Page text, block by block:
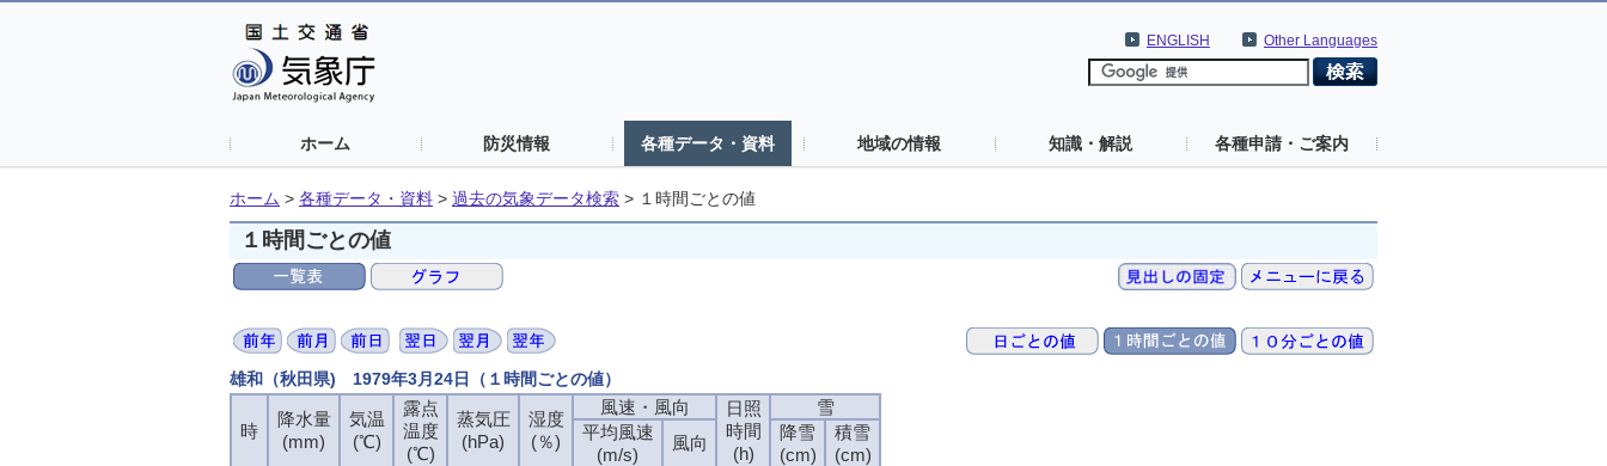
Other Languages
ENGLISH
ホーム 防災情報 各種データ・資料 地域の情報 知識・解説 各種申請・ご案内
ホーム > 各種データ・資料 > 過去の気象データ検索 > １時間ごとの値
１時間ごとの値
雄和（秋田県) 1979年3月24日（１時間ごとの値）
時
降水量
(mm)
気温
(℃)
露点
温度
(℃)
蒸気圧
(hPa)
湿度
(％)
風速・風向
日照
時間
(h)
雪
平均風速
(m/s)
風向
降雪
(cm)
積雪
(cm)